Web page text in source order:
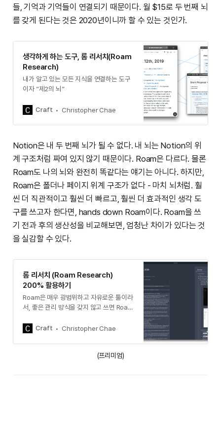
들, 기억과 기억들이 연결되기 때문이다. 월 $15로 두 번째 뇌
를 갖게 된다는 것은 2020년이니까 할 수 있는 것인가.
생각하게 하는 도구, 롬 리서치(Roam
Research)
내가 알고 있는 모든 지식을 연결하는 도구
이자 ”제2의 뇌”
Craft Christopher Chae
Notion은 내 두 번째 뇌가 될 수 없다. 내 뇌는 Notion의 위
계 구조처럼 짜여 있지 않기 때문이다. Roam은 다르다. 물론
Roam도 나의 뇌와 완전히 똑같다는 얘기는 아니다. 하지만,
Roam은 폴더나 페이지 위계 구조가 없다 - 마치 뇌처럼. 훨
씬 더 직관적이고 훨씬 더 빠르고, 훨씬 더 효과적인 생각 도
구를 쓰고자 한다면, hands down Roam이다. Roam을 쓰
기 전과 후의 생산성을 비교해보면, 엄청난 차이가 있다는 것
을 실감할 수 있다.
롬 리서치 (Roam Research)
200% 활용하기
Roam은 매우 광범위하고 자유로운 툴이라
서, 좋은 관리 방식을 갖지 않고 쓰면 Roam
해서 새로운 방법을 연구하고 실험해보는
법을 연구한 것 중에 의미 있는 것들을 따로
Craft Christopher Chae
(프리미엄)